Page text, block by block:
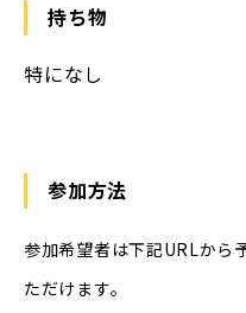
持ち物
特になし
参加方法
参加希望者は下記URLから
ただけます。